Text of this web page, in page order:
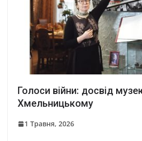
Голоси війни: досвід
Хмельницькому
1 Травня, 2026